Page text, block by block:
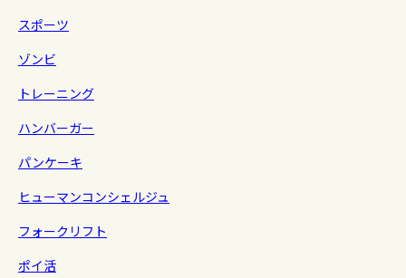
スポーツ
ゾンビ
トレーニング
ハンバーガー
パンケーキ
ヒューマンコンシェルジュ
フォークリフト
ポイ活